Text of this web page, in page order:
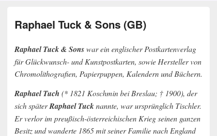
Raphael Tuck & Sons (GB)
Raphael Tuck & Sonswar ein englischer Postkartenverlag
für Glückwunsch- und Kunstpostkarten, sowie Hersteller von
Chromolithografien, Papierpuppen, Kalendern und Büchern.
Raphael Tuch (* 1821 Koschmin bei Breslau; † 1900), der
sich späterRaphael Tucknannte, war ursprünglich Tischler.
Er verlor im preußisch-österreichischen Krieg seinen ganzen
Besitz und wanderte 1865 mit seiner Familie nach England